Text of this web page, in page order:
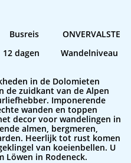
ONVERVALSTE
12 dagen Wandelniveau
in de Dolomieten
de zuidkant van de Alpen
Imponerende
wanden en toppen
decor voor wandelingen in
almen, bergmeren,
Heerlijk tot rust komen
van koeienbellen. U
in Rodeneck.